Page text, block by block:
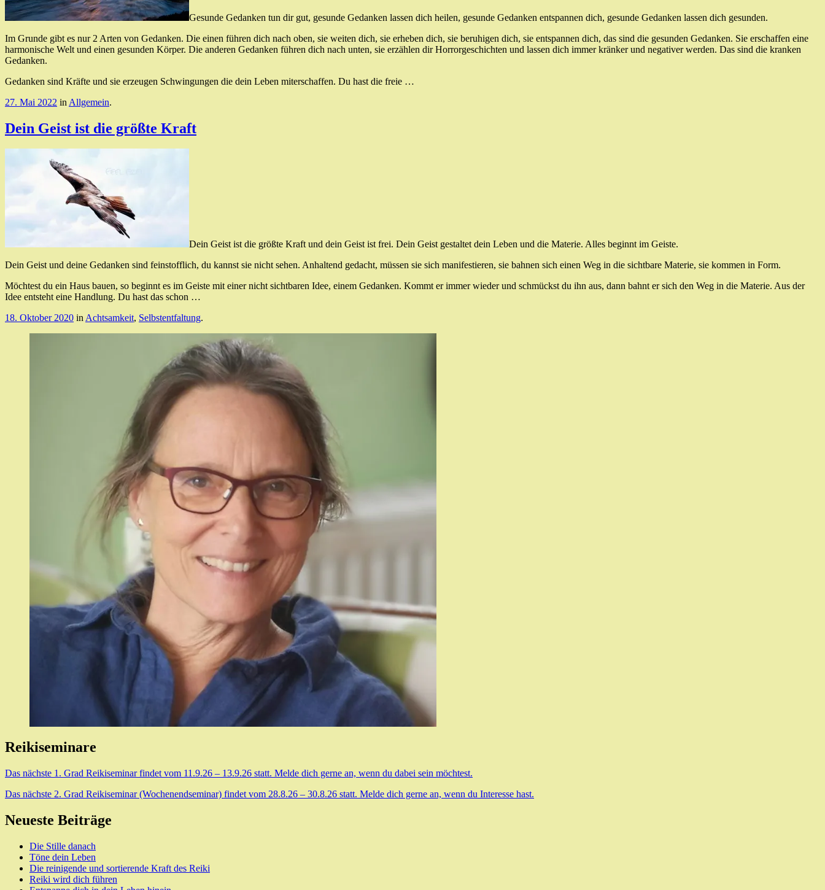
Gesunde Gedanken tun dir gut, gesunde Gedanken lassen dich heilen, gesunde Gedanken entspannen dich, gesunde Gedanken lassen dich gesunden.
Im Grunde gibt es nur 2 Arten von Gedanken. Die einen führen dich nach oben, sie weiten dich, sie erheben dich, sie beruhigen dich, sie entspannen dich, das sind die gesunden Gedanken. Sie erschaffen eine
harmonische Welt und einen gesunden Körper. Die anderen Gedanken führen dich nach unten, sie erzählen dir Horrorgeschichten und lassen dich immer kränker und negativer werden. Das sind die kranken
Gedanken.
Gedanken sind Kräfte und sie erzeugen Schwingungen die dein Leben miterschaffen. Du hast die freie …
27. Mai 2022 in Allgemein.
Dein Geist ist die größte Kraft
Dein Geist ist die größte Kraft und dein Geist ist frei. Dein Geist gestaltet dein Leben und die Materie. Alles beginnt im Geiste.
Dein Geist und deine Gedanken sind feinstofflich, du kannst sie nicht sehen. Anhaltend gedacht, müssen sie sich manifestieren, sie bahnen sich einen Weg in die sichtbare Materie, sie kommen in Form.
Möchtest du ein Haus bauen, so beginnt es im Geiste mit einer nicht sichtbaren Idee, einem Gedanken. Kommt er immer wieder und schmückst du ihn aus, dann bahnt er sich den Weg in die Materie. Aus der
Idee entsteht eine Handlung. Du hast das schon …
18. Oktober 2020 inAchtsamkeit, Selbstentfaltung.
Reikiseminare
Das nächste 1. Grad Reikiseminar findet vom 11.9.26 – 13.9.26 statt. Melde dich gerne an, wenn du dabei sein möchtest.
Das nächste 2. Grad Reikiseminar (Wochenendseminar) findet vom 28.8.26 – 30.8.26 statt. Melde dich gerne an, wenn du Interesse hast.
Neueste Beiträge
Die Stille danach
Töne dein Leben
Die reinigende und sortierende Kraft des Reiki
Reiki wird dich führen